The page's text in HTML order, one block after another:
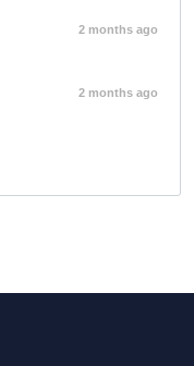
2 months ago
2 months ago